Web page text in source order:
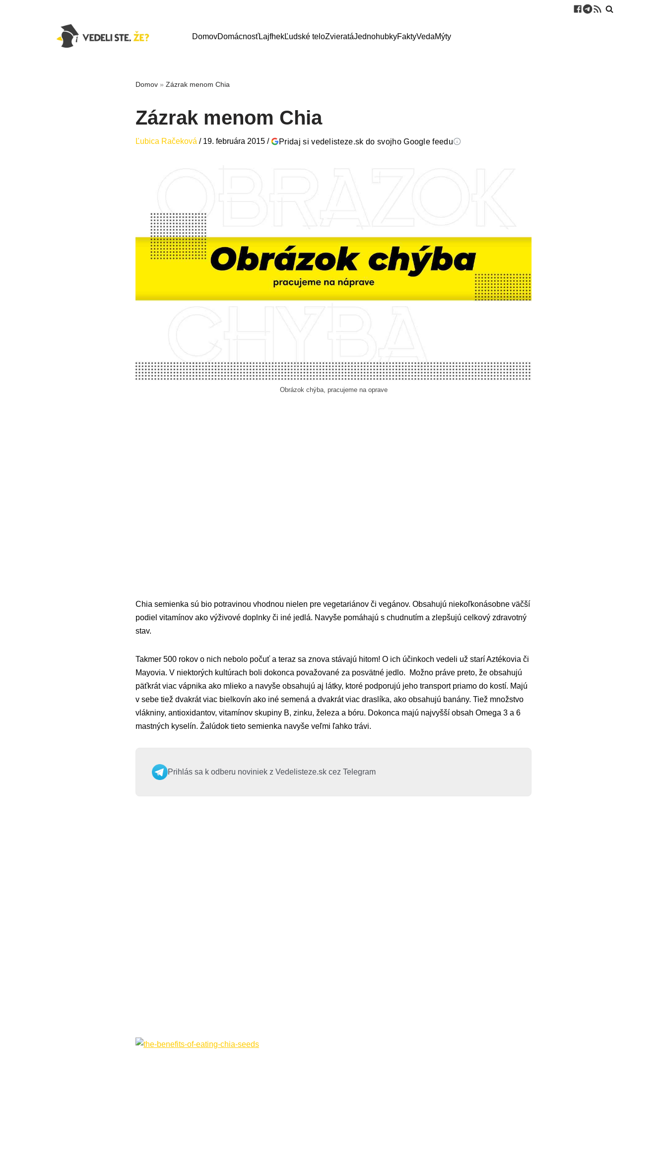
DomovDomácnosťLajfhekĽudské teloZvieratáJednohubkyFaktyVedaMýty
Domov » Zázrak menom Chia
Zázrak menom Chia
Ľubica Račeková / 19. februára 2015 / Pridaj si vedelisteze.sk do svojho Google feedu
Obrázok chýba, pracujeme na oprave
Chia semienka sú bio potravinou vhodnou nielen pre vegetariánov či vegánov. Obsahujú niekoľkonásobne väčší
podiel vitamínov ako výživové doplnky či iné jedlá. Navyše pomáhajú s chudnutím a zlepšujú celkový zdravotný
stav.
Takmer 500 rokov o nich nebolo počuť a teraz sa znova stávajú hitom! O ich účinkoch vedeli už starí Aztékovia či
Mayovia. V niektorých kultúrach boli dokonca považované za posvätné jedlo. Možno práve preto, že obsahujú
päťkrát viac vápnika ako mlieko a navyše obsahujú aj látky, ktoré podporujú jeho transport priamo do kostí. Majú
v sebe tiež dvakrát viac bielkovín ako iné semená a dvakrát viac draslíka, ako obsahujú banány. Tiež množstvo
vlákniny, antioxidantov, vitamínov skupiny B, zinku, železa a bóru. Dokonca majú najvyšší obsah Omega 3 a 6
mastných kyselín. Žalúdok tieto semienka navyše veľmi ľahko trávi.
Prihlás sa k odberu noviniek z Vedelisteze.sk cez Telegram